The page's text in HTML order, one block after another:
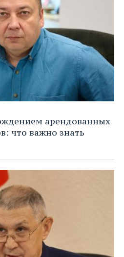
арендованных
что важно знать